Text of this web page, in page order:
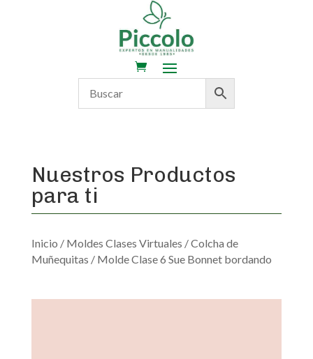
Nuestros Productos
para ti
Inicio / Moldes Clases Virtuales /Colcha de
Muñequitas / Molde Clase 6 Sue Bonnet bordando